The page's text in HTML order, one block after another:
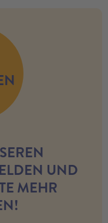
UND
MEHR